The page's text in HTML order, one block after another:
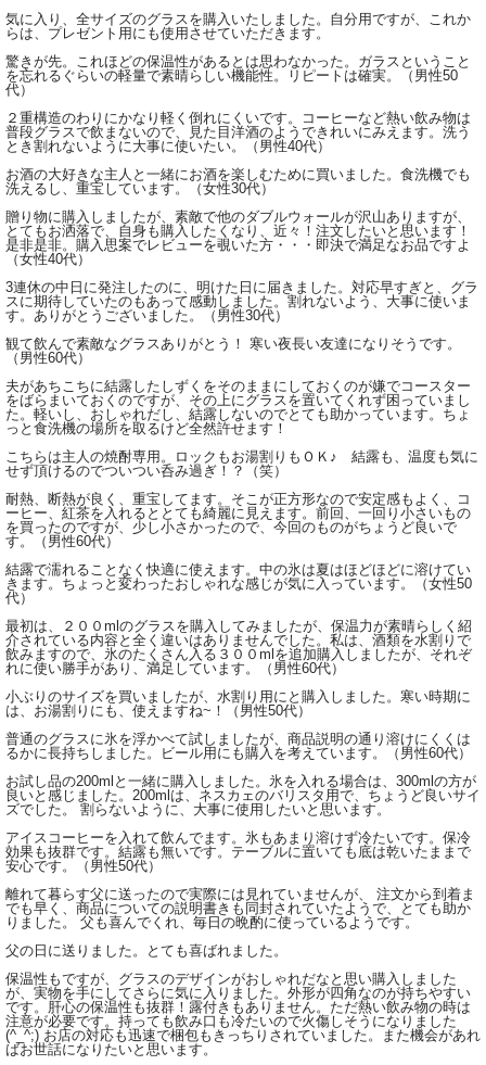
気に入り、全サイズのグラスを購入いたしました。自分用ですが、これか
らは、プレゼント用にも使用させていただきます。
驚きが先。これほどの保温性があるとは思わなかった。ガラスということ
を忘れるぐらいの軽量で素晴らしい機能性。リピートは確実。（男性50
代）
２重構造のわりにかなり軽く倒れにくいです。コーヒーなど熱い飲み物は
普段グラスで飲まないので、見た目洋酒のようできれいにみえます。洗う
とき割れないように大事に使いたい。（男性40代）
お酒の大好きな主人と一緒にお酒を楽しむために買いました。食洗機でも
洗えるし、重宝しています。（女性30代）
贈り物に購入しましたが、素敵で他のダブルウォールが沢山ありますが、
とてもお洒落で、自身も購入したくなり、近々！注文したいと思います！
是非是非。購入思案でレビューを覗いた方・・・即決で満足なお品ですよ
（女性40代）
3連休の中日に発注したのに、明けた日に届きました。対応早すぎと、グラ
スに期待していたのもあって感動しました。割れないよう、大事に使いま
す。ありがとうございました。（男性30代）
観て飲んで素敵なグラスありがとう！ 寒い夜長い友達になりそうです。
（男性60代）
夫があちこちに結露したしずくをそのままにしておくのが嫌でコースター
をばらまいておくのですが、その上にグラスを置いてくれず困っていまし
た。軽いし、おしゃれだし、結露しないのでとても助かっています。ちょ
っと食洗機の場所を取るけど全然許せます！
こちらは主人の焼酎専用。ロックもお湯割りもＯＫ♪ 結露も、温度も気に
せず頂けるのでついつい呑み過ぎ！？（笑）
耐熱、断熱が良く、重宝してます。そこが正方形なので安定感もよく、コ
ーヒー、紅茶を入れるととても綺麗に見えます。前回、一回り小さいもの
を買ったのですが、少し小さかったので、今回のものがちょうど良いで
す。（男性60代）
結露で濡れることなく快適に使えます。中の氷は夏はほどほどに溶けてい
きます。ちょっと変わったおしゃれな感じが気に入っています。（女性50
代）
最初は、２００mlのグラスを購入してみましたが、保温力が素晴らしく紹
介されている内容と全く違いはありませんでした。私は、酒類を水割りで
飲みますので、氷のたくさん入る３００mlを追加購入しましたが、それぞ
れに使い勝手があり、満足しています。（男性60代）
小ぶりのサイズを買いましたが、水割り用にと購入しました。寒い時期に
は、お湯割りにも、使えますね~！（男性50代）
普通のグラスに氷を浮かべて試しましたが、商品説明の通り溶けにくくは
るかに長持ちしました。ビール用にも購入を考えています。（男性60代）
お試し品の200mlと一緒に購入しました。氷を入れる場合は、300mlの方が
良いと感じました。200mlは、ネスカェのバリスタ用で、ちょうど良いサイ
ズでした。 割らないように、大事に使用したいと思います。
アイスコーヒーを入れて飲んでます。氷もあまり溶けず冷たいです。保冷
効果も抜群です。結露も無いです。テーブルに置いても底は乾いたままで
安心です。（男性50代）
離れて暮らす父に送ったので実際には見れていませんが、 注文から到着ま
でも早く、商品についての説明書きも同封されていたようで、とても助か
りました。 父も喜んでくれ、毎日の晩酌に使っているようです。
父の日に送りました。とても喜ばれました。
保温性もですが、グラスのデザインがおしゃれだなと思い購入しました
が、実物を手にしてさらに気に入りました。外形が四角なのが持ちやすい
です。肝心の保温性も抜群！露付きもありません。ただ熱い飲み物の時は
注意が必要です。持っても飲み口も冷たいので火傷しそうになりました
(^_^;) お店の対応も迅速で梱包もきっちりされていました。また機会があれ
ばお世話になりたいと思います。